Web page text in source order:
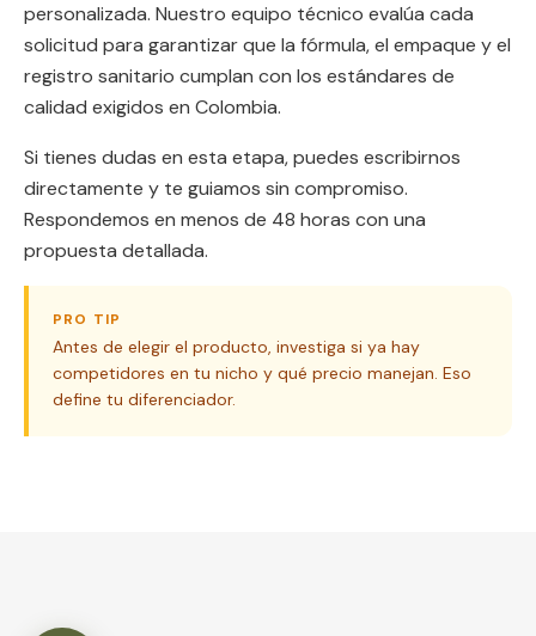
personalizada. Nuestro equipo técnico evalúa cada
solicitud para garantizar que la fórmula, el empaque y el
registro sanitario cumplan con los estándares de
calidad exigidos en Colombia.
Si tienes dudas en esta etapa, puedes escribirnos
directamente y te guiamos sin compromiso.
Respondemos en menos de 48 horas con una
propuesta detallada.
PRO TIP
Antes de elegir el producto, investiga si ya hay
competidores en tu nicho y qué precio manejan. Eso
define tu diferenciador.